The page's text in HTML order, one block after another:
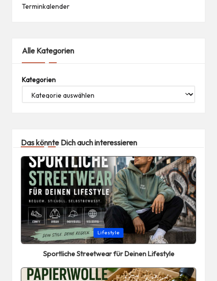
Terminkalender
Alle Kategorien
Kategorien
Das könnte Dich auch interessieren
Posted
in
Lifestyle
Sportliche Streetwear für Deinen Lifestyle